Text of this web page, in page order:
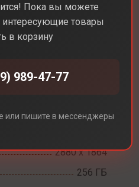
Air 15 M2
2880 x 1864
256 ГБ
Пока вы можете
интересующие товары
в корзину
989-47-77
или пишите в мессенджеры